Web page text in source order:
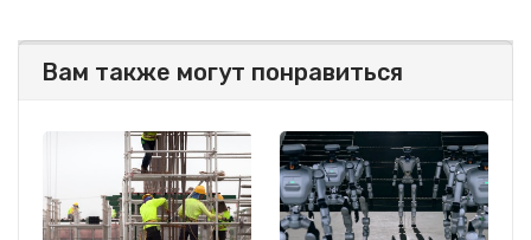
Вам также могут понравиться